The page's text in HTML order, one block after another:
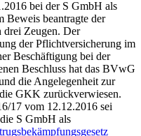
bei der S GmbH als
Beweis beantragte der
drei Zeugen. Der
der Pflichtversicherung im
Beschäftigung bei der
Beschluss hat das BVwG
die Angelegenheit zur
GKK zurückverwiesen.
17 vom 12.12.2016 sei
S GmbH als